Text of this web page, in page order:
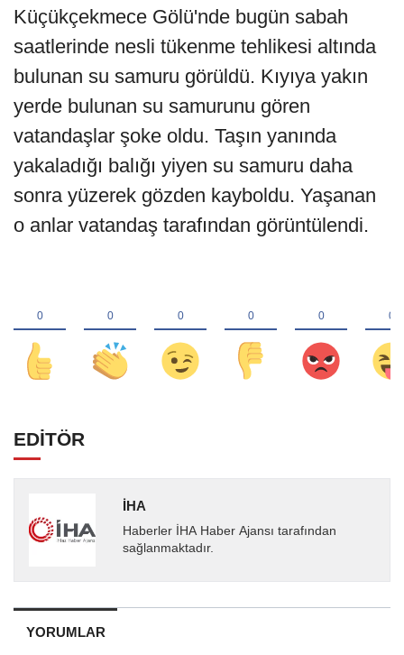
Küçükçekmece Gölü'nde bugün sabah
saatlerinde nesli tükenme tehlikesi altında
bulunan su samuru görüldü. Kıyıya yakın
yerde bulunan su samurunu gören
vatandaşlar şoke oldu. Taşın yanında
yakaladığı balığı yiyen su samuru daha
sonra yüzerek gözden kayboldu. Yaşanan
o anlar vatandaş tarafından görüntülendi.
EDİTÖR
İHA
Haberler İHA Haber Ajansı tarafından
sağlanmaktadır.
YORUMLAR